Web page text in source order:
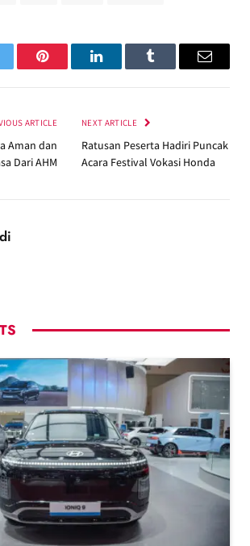
Pinterest LinkedInTumblr Email
ARTICLE
Aman dan
Dari AHM
NEXT ARTICLE
Ratusan Peserta Hadiri Puncak
Acara Festival Vokasi Honda